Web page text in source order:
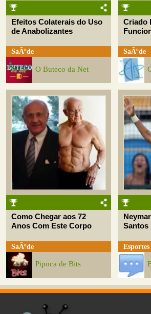
Efeitos Colaterais do Uso
de Anabolizantes
SaÃºde
O Buteco da Net
Criado
SaÃºde
Como Chegar aos 72
Anos Com Este Corpo
SaÃºde
Pipoca de Bits
Santos
Esportes